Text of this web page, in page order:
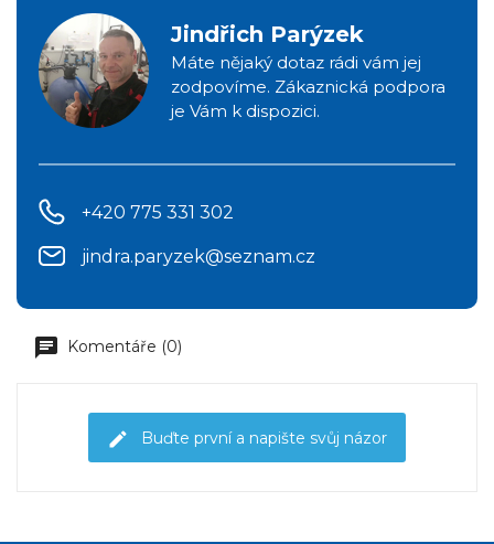
Jindřich Parýzek
Máte nějaký dotaz rádi vám jej
zodpovíme. Zákaznická podpora
je Vám k dispozici.
+420 775 331 302
jindra.paryzek@seznam.cz
Komentáře (0)
Buďte první a napište svůj názor